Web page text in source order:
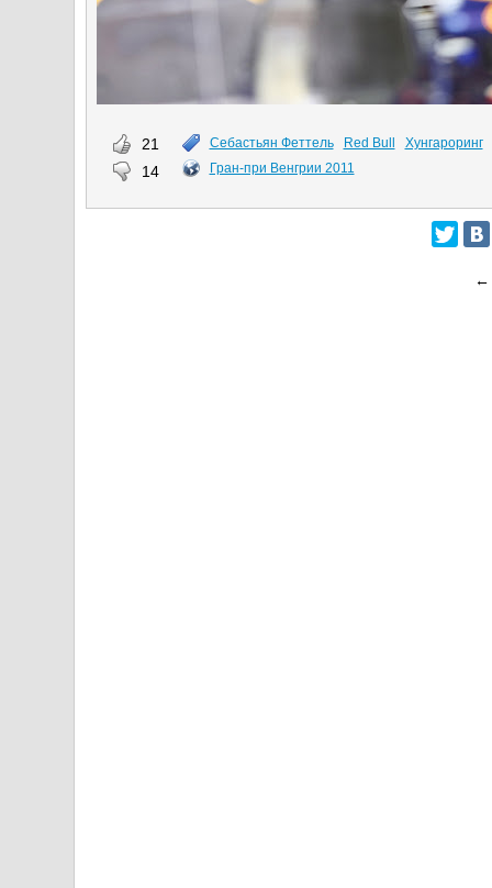
21
14
Себастьян Феттель Red Bull
Хунгароринг
Гран-при Венгрии 2011